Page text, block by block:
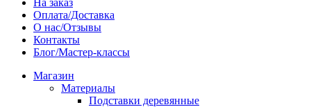
На заказ
Оплата/Доставка
О нас/Отзывы
Контакты
Блог/Мастер-классы
Магазин
Материалы
Подставки деревянные